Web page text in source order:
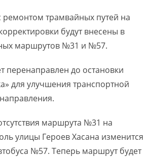
ремонтом трамвайных путей на
будут внесены в
маршрутов №31 и №57.
перенаправлен до остановки
для улучшения транспортной
маршрута №31 на
улицы Героев Хасана изменится
№57. Теперь маршрут будет